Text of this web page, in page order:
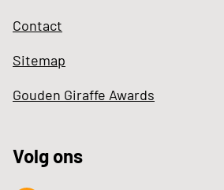
Contact
Sitemap
Gouden Giraffe Awards
Volg ons